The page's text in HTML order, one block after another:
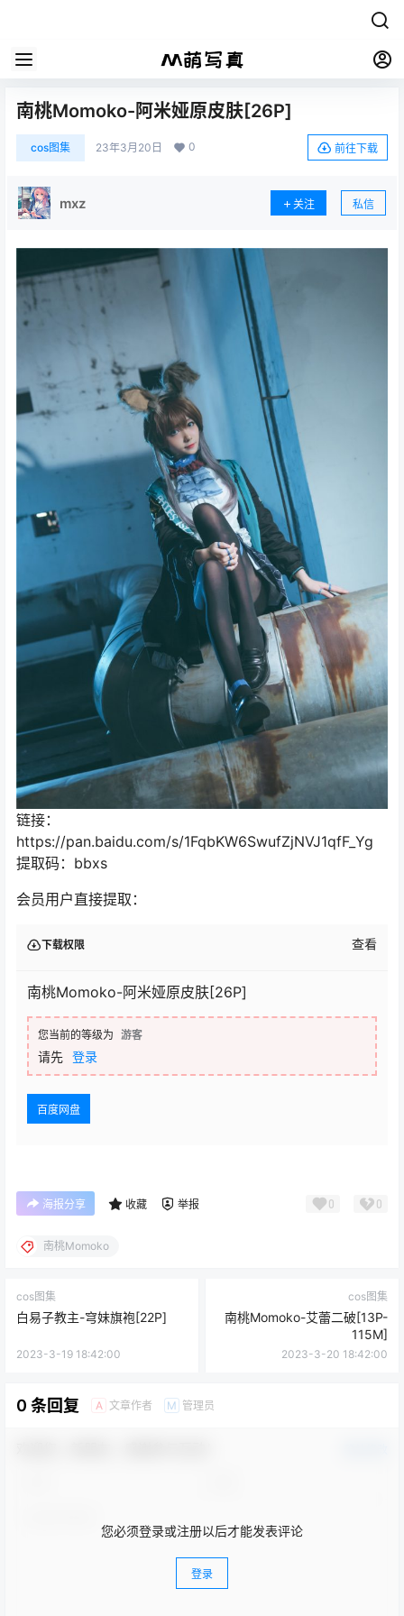
南桃Momoko-阿米娅原皮肤[26P]
cos图集 23年3月20日 0 前往下载
mxz 关注 私信
链接：
https://pan.baidu.com/s/1FqbKW6SwufZjNVJ1qfF_Yg
提取码：bbxs
会员用户直接提取：
下载权限 查看
南桃Momoko-阿米娅原皮肤[26P]
您当前的等级为 游客
请先 登录
百度网盘
海报分享 收藏 举报 0 0
南桃Momoko
cos图集
白易子教主-穹妹旗袍[22P]
2023-3-19 18:42:00
cos图集
南桃Momoko-艾蕾二破[13P-
115M]
2023-3-20 18:42:00
0 条回复 A 文章作者 M 管理员
您必须登录或注册以后才能发表评论
登录